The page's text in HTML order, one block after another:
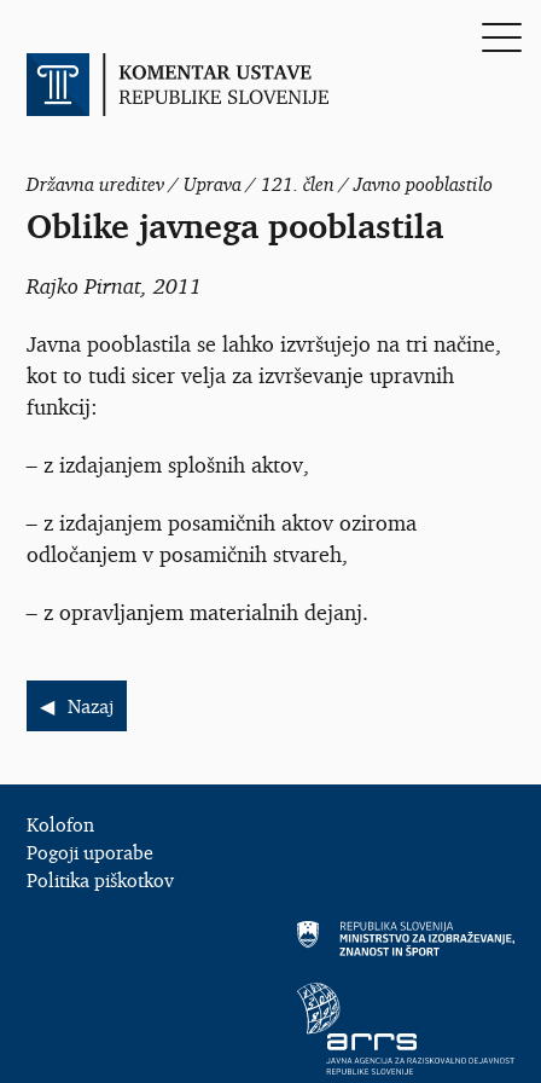
Državna ureditev / Uprava / 121. člen / Javno pooblastilo
Oblike javnega pooblastila
Rajko Pirnat , 2011
Javna pooblastila se lahko izvršujejo na tri načine,
kot to tudi sicer velja za izvrševanje upravnih
funkcij:
– z izdajanjem splošnih aktov,
– z izdajanjem posamičnih aktov oziroma
odločanjem v posamičnih stvareh,
– z opravljanjem materialnih dejanj.
Nazaj
Kolofon
Pogoji uporabe
Politika piškotkov